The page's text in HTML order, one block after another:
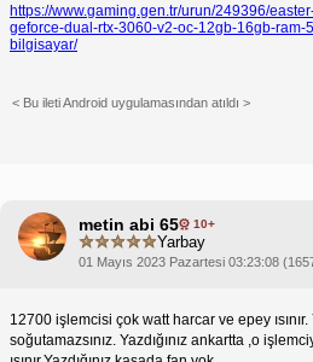
https://www.gaming.gen.tr/urun/249396/
geforce-dual-rtx-3060-v2-oc-12gb-16gb-ram-
bilgisayar/
< Bu ileti Android uygulamasından atıldı >
metin abi 65 10+
Yarbay
01 Mayıs 2023 Pazartesi 03:23:08
12700 işlemcisi çok watt harcar ve epey ısınır.
soğutamazsınız. Yazdığınız ankartta ,o